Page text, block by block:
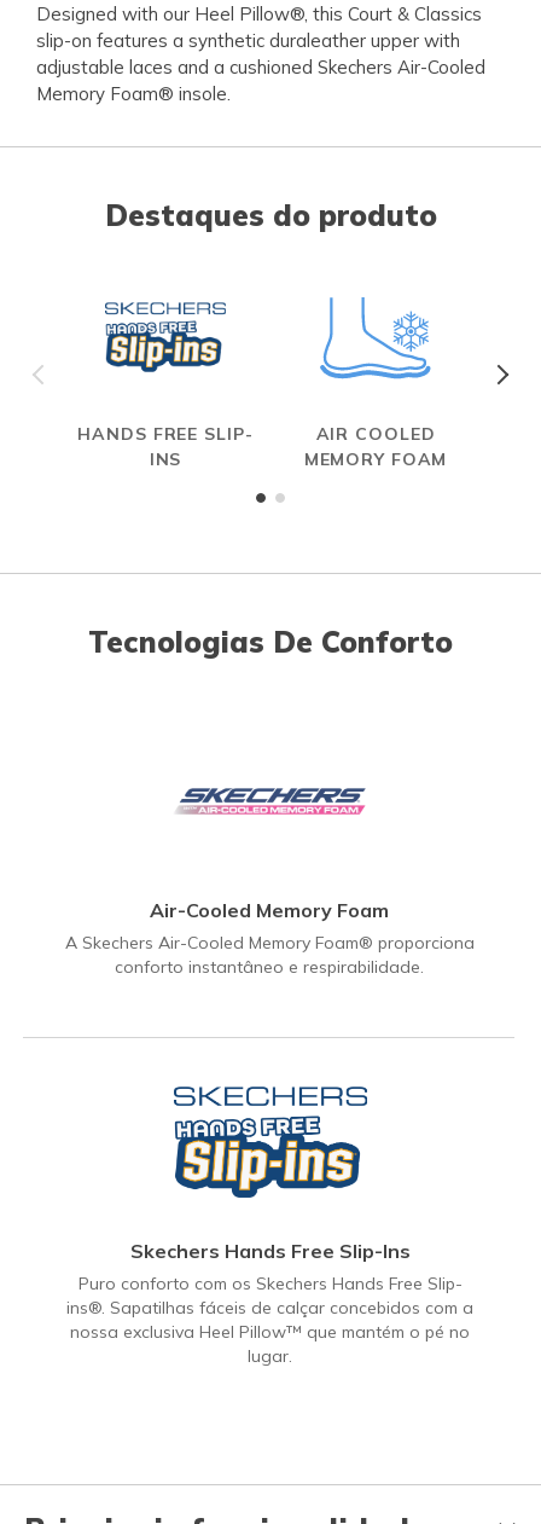
Designed with our Heel Pillow®, this Court & Classics
slip-on features a synthetic duraleather upper with
adjustable laces and a cushioned Skechers Air-Cooled
Memory Foam® insole.
Destaques do produto
HANDS FREE SLIP-
INS
AIR COOLED
MEMORY FOAM
Tecnologias De Conforto
Air-Cooled Memory Foam
A Skechers Air-Cooled Memory Foam® proporciona
conforto instantâneo e respirabilidade.
Skechers Hands Free Slip-Ins
Puro conforto com os Skechers Hands Free Slip-
ins®. Sapatilhas fáceis de calçar concebidos com a
nossa exclusiva Heel Pillow™ que mantém o pé no
lugar.